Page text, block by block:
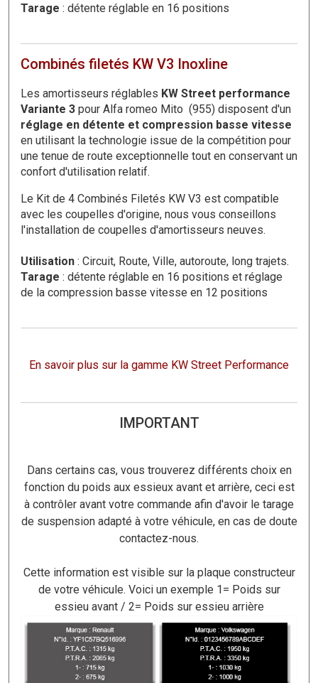
Tarage : détente réglable en 16 positions
Combinés filetés KW V3 Inoxline
Les amortisseurs réglables KW Street performance
Variante 3 pour Alfa romeo Mito (955) disposent d'un
réglage en détente et compression basse vitesse
en utilisant la technologie issue de la compétition pour
une tenue de route exceptionnelle tout en conservant un
confort d'utilisation relatif.
Le Kit de 4 Combinés Filetés KW V3 est compatible
avec les coupelles d'origine, nous vous conseillons
l'installation de coupelles d'amortisseurs neuves.
Utilisation : Circuit, Route, Ville, autoroute, long trajets.
Tarage : détente réglable en 16 positions et réglage
de la compression basse vitesse en 12 positions
En savoir plus sur la gamme KW Street Performance
IMPORTANT
Dans certains cas, vous trouverez différents choix en
fonction du poids aux essieux avant et arrière, ceci est
à contrôler avant votre commande afin d'avoir le tarage
de suspension adapté à votre véhicule, en cas de doute
contactez-nous.
Cette information est visible sur la plaque constructeur
de votre véhicule. Voici un exemple 1= Poids sur
essieu avant / 2= Poids sur essieu arrière